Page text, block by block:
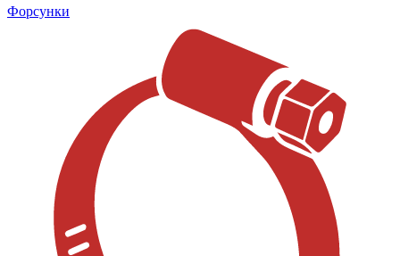
Форсунки